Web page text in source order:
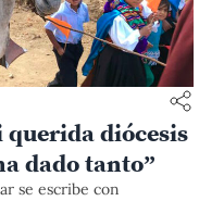
querida diócesis
dado tanto”
se escribe con